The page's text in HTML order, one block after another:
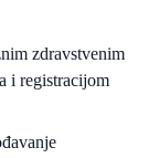
zdravstvenim
i registracijom